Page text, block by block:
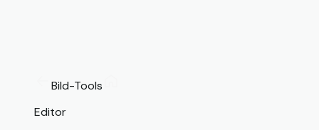
Bild-Tools
Editor